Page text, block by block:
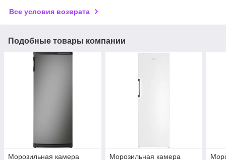
Все условия возврата
Подобные товары компании
Морозильная камера
Морозильная камера